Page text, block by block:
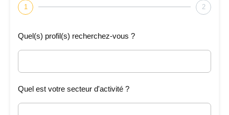
1 2
Quel(s) profil(s) recherchez-vous ?
Quel est votre secteur d'activité ?